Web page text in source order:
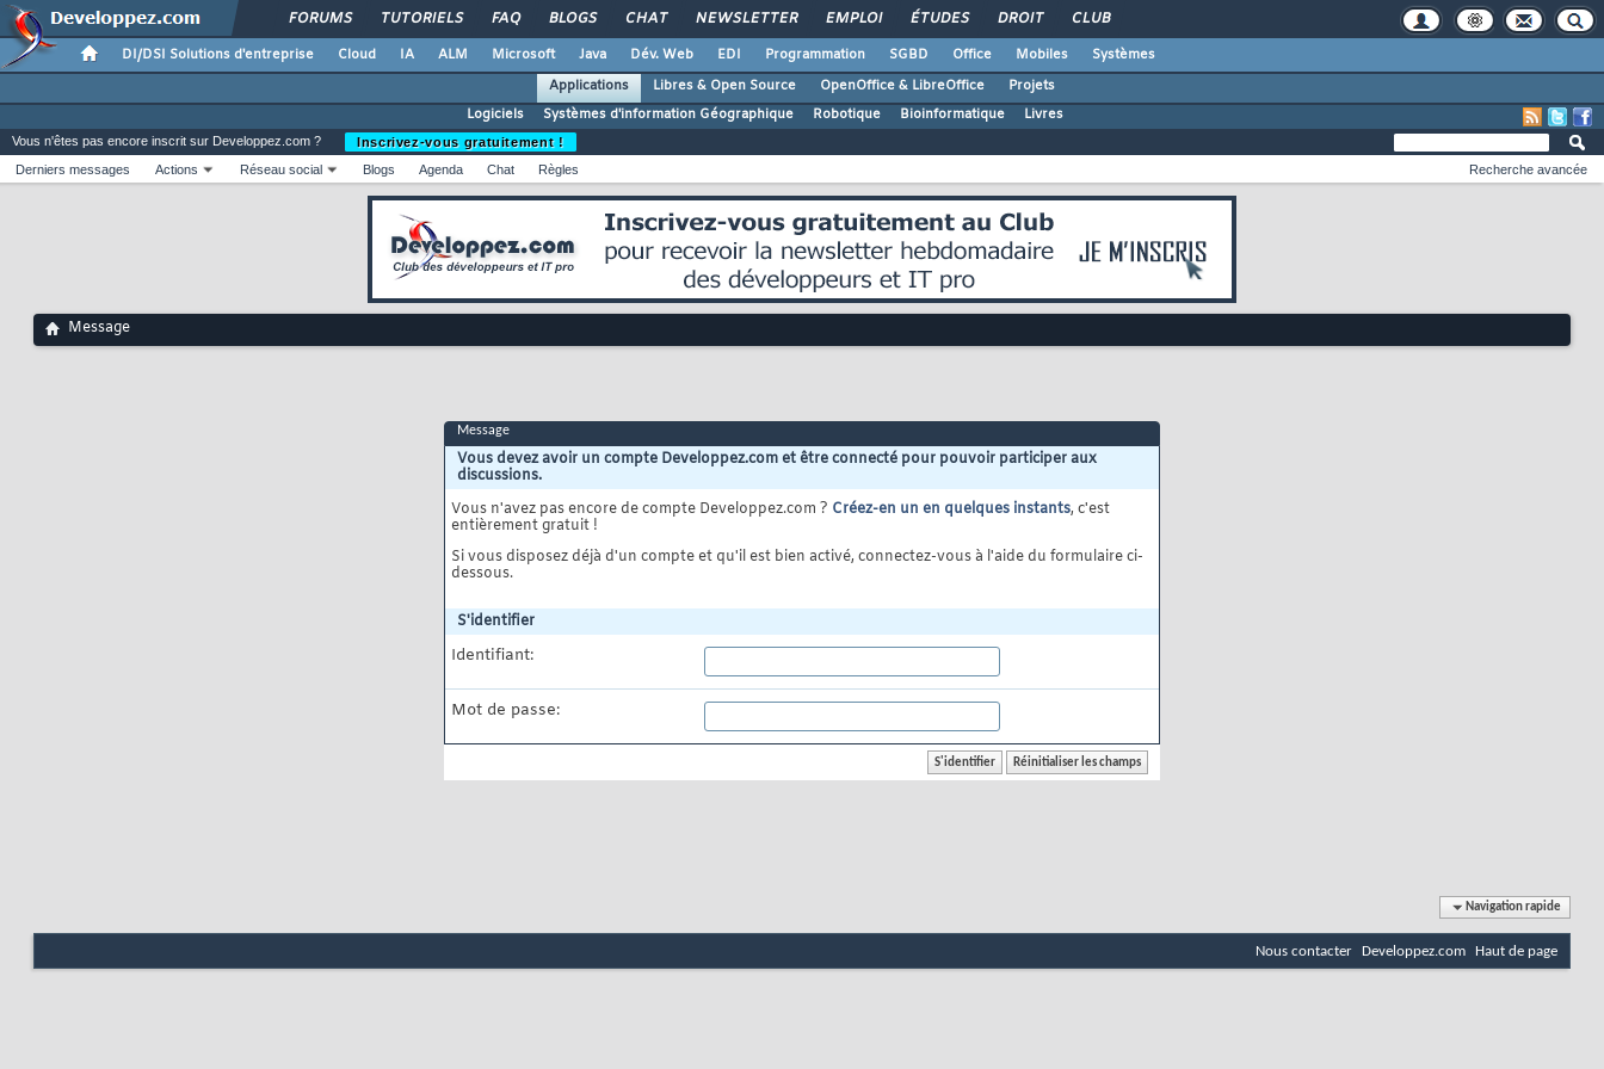
FORUMS TUTORIELS FAQ BLOGS CHAT NEWSLETTER EMPLOI ÉTUDES DROIT CLUB
DI/DSI Solutions d'entreprise Cloud IA ALM Microsoft Java Dév. Web EDI Programmation SGBD Office Mobiles
Systèmes
Applications
Libres & Open Source OpenOffice & LibreOffice
Projets
Logiciels
Systèmes d'information Géographique Robotique Bioinformatique Livres
Vous n'êtes pas encore inscrit sur Developpez.com ?
Inscrivez-vous gratuitement !
Derniers messages
Actions Réseau social Blogs Agenda Chat Règles Recherche avancée
Message
Message
Vous devez avoir un compte Developpez.com et être connecté pour pouvoir participer aux
discussions.
Vous n'avez pas encore de compte Developpez.com ? Créez-en un en quelques instants, c'est
entièrement gratuit !
Si vous disposez déjà d'un compte et qu'il est bien activé, connectez-vous à l'aide du formulaire ci-
dessous.
S'identifier
Identifiant:
Mot de passe:
Navigation rapide
Nous contacter Developpez.com Haut de page